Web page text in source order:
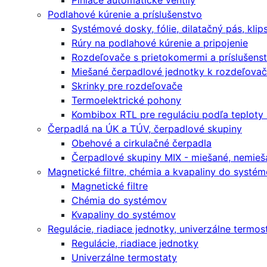
Podlahové kúrenie a príslušenstvo
Systémové dosky, fólie, dilatačný pás,
Rúry na podlahové kúrenie a pripojenie
Rozdeľovače s prietokomermi a
Miešané čerpadlové jednotky k
Skrinky pre rozdeľovače
Termoelektrické pohony
Kombibox RTL pre reguláciu podľa
Čerpadlá na ÚK a TÚV, čerpadlové skupiny
Obehové a cirkulačné čerpadla
Čerpadlové skupiny MIX - miešané,
Magnetické filtre, chémia a kvapaliny do
Magnetické filtre
Chémia do systémov
Kvapaliny do systémov
Regulácie, riadiace jednotky, univerzálne
Regulácie, riadiace jednotky
Univerzálne termostaty